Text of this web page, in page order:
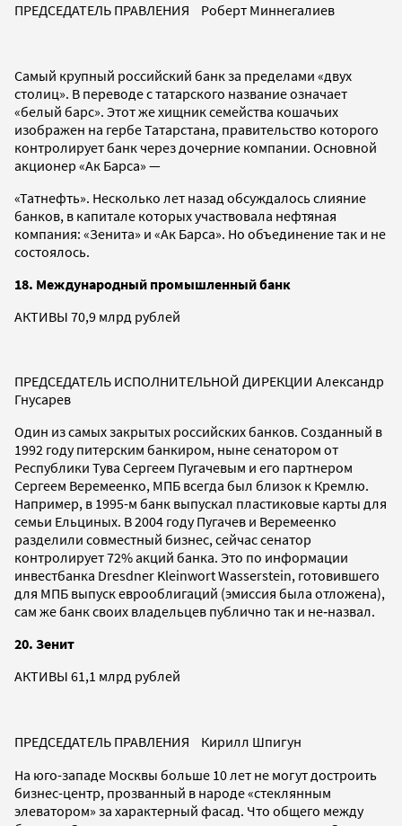
ПРЕДСЕДАТЕЛЬ ПРАВЛЕНИЯ Роберт Миннегалиев
Самый крупный российский банк за пределами «двух
столиц». В переводе с татарского название означает
«белый барс». Этот же хищник семейства кошачьих
изображен на гербе Татарстана, правительство которого
контролирует банк через дочерние компании. Основной
акционер «Ак Барса» —
«Татнефть». Несколько лет назад обсуждалось слияние
банков, в капитале которых участвовала нефтяная
компания: «Зенита» и «Ак Барса». Но объединение так и не
состоялось.
18. Международный промышленный банк
АКТИВЫ 70,9 млрд рублей
ПРЕДСЕДАТЕЛЬ ИСПОЛНИТЕЛЬНОЙ ДИРЕКЦИИ Александр
Гнусарев
Один из самых закрытых российских банков. Созданный в
1992 году питерским банкиром, ныне сенатором от
Республики Тува Сергеем Пугачевым и его партнером
Сергеем Веремеенко, МПБ всегда был близок к Кремлю.
Например, в 1995-м банк выпускал пластиковые карты для
семьи Ельциных. В 2004 году Пугачев и Веремеенко
разделили совместный бизнес, сейчас сенатор
контролирует 72% акций банка. Это по информации
инвестбанка Dresdner Kleinwort Wasserstein, готовившего
для МПБ выпуск еврооблигаций (эмиссия была отложена),
сам же банк своих владельцев публично так и не‑назвал.
20. Зенит
АКТИВЫ 61,1 млрд рублей
ПРЕДСЕДАТЕЛЬ ПРАВЛЕНИЯ Кирилл Шпигун
На юго-западе Москвы больше 10 лет не могут достроить
бизнес-центр, прозванный в народе «стеклянным
элеватором» за характерный фасад. Что общего между